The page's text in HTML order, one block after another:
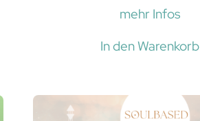
mehr Infos
In den Warenkorb